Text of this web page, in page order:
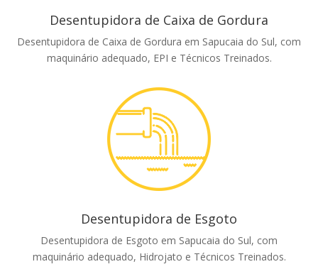
Desentupidora de Caixa de Gordura
Desentupidora de Caixa de Gordura em Sapucaia do Sul, com
maquinário adequado, EPI e Técnicos Treinados.
Desentupidora de Esgoto
Desentupidora de Esgoto em Sapucaia do Sul, com
maquinário adequado, Hidrojato e Técnicos Treinados.